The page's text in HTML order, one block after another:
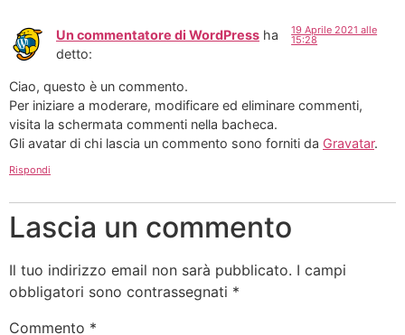
Un commentatore di WordPress ha
detto:
19 Aprile 2021 alle
15:28
Ciao, questo è un commento.
Per iniziare a moderare, modificare ed eliminare commenti,
visita la schermata commenti nella bacheca.
Gli avatar di chi lascia un commento sono forniti da Gravatar.
Rispondi
Lascia un commento
Il tuo indirizzo email non sarà pubblicato. I campi
obbligatori sono contrassegnati *
Commento *